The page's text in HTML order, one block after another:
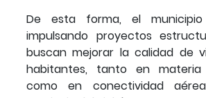
De esta forma, el
impulsando proyectos
buscan mejorar la calidad de
habitantes, tanto en
como en conectividad